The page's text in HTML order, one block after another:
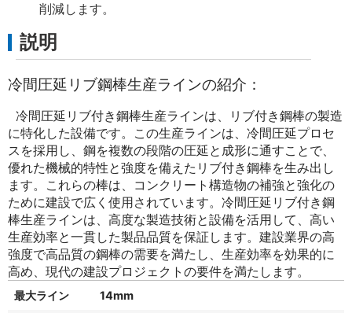
削減します。
説明
冷間圧延リブ鋼棒生産ラインの紹介：
冷間圧延リブ付き鋼棒生産ラインは、リブ付き鋼棒の製造
に特化した設備です。この生産ラインは、冷間圧延プロセ
スを採用し、鋼を複数の段階の圧延と成形に通すことで、
優れた機械的特性と強度を備えたリブ付き鋼棒を生み出し
ます。これらの棒は、コンクリート構造物の補強と強化の
ために建設で広く使用されています。冷間圧延リブ付き鋼
棒生産ラインは、高度な製造技術と設備を活用して、高い
生産効率と一貫した製品品質を保証します。建設業界の高
強度で高品質の鋼棒の需要を満たし、生産効率を効果的に
高め、現代の建設プロジェクトの要件を満たします。
最大ライン 14mm